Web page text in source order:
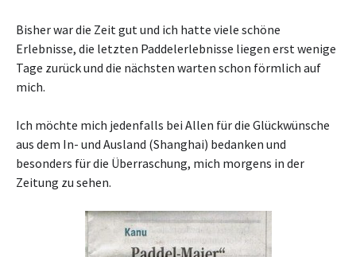
Bisher war die Zeit gut und ich hatte viele schöne
Erlebnisse, die letzten Paddelerlebnisse liegen erst wenige
Tage zurück und die nächsten warten schon förmlich auf
mich.
Ich möchte mich jedenfalls bei Allen für die Glückwünsche
aus dem In- und Ausland (Shanghai) bedanken und
besonders für die Überraschung, mich morgens in der
Zeitung zu sehen.